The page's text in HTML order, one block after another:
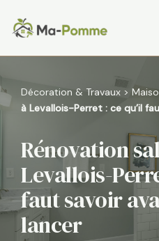
Aller
au
Décoration & Travaux >
à Levallois-Perret : ce qu’il
Rénovation
Levallois-
faut savoir
lancer